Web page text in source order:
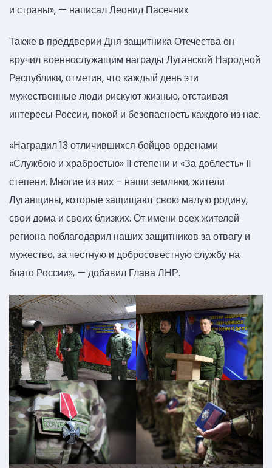
и страны», — написал Леонид Пасечник.
Также в преддверии Дня защитника Отечества он
вручил военнослужащим награды Луганской Народной
Республики, отметив, что каждый день эти
мужественные люди рискуют жизнью, отстаивая
интересы России, покой и безопасность каждого из нас.
«Наградил 13 отличившихся бойцов орденами
«Службою и храбростью» II степени и «За доблесть» II
степени. Многие из них – наши земляки, жители
Луганщины, которые защищают свою малую родину,
свои дома и своих близких. От имени всех жителей
региона поблагодарил наших защитников за отвагу и
мужество, за честную и добросовестную службу на
благо России», — добавил Глава ЛНР.